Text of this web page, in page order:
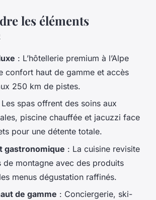
les éléments
: L’hôtellerie premium à l’Alpe
confort haut de gamme et accès
250 km de pistes.
Les spas offrent des soins aux
piscine chauffée et jacuzzi face
pour une détente totale.
gastronomique : La cuisine revisite
de montagne avec des produits
menus dégustation raffinés.
de gamme : Conciergerie, ski-